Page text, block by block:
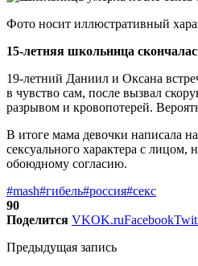
Фото носит иллюстративный
15-летняя школьница
19-летний Даниил и Оксана
в чувство сам, после вызвал
разрывом и кровопотерей.
В итоге мама девочки написала
сексуального характера с
обоюдному согласию.
#mash#гибель#россия#секс
90
Поделится VKOK.ruFacebook
Предыдущая запись